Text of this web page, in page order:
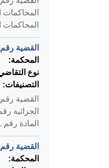
المحاكمات
القضية رقم ‎204‏/‎2020‏ المنعقدة في محكمة النقض بتاريخ ‎2020-05-13‏
المحكمة:
نوع
التصنيفات:
المادة رقم 241 من قانون الإجراءات الجزائية ر...
القضية رقم ‎201‏/‎2019‏ المنعقدة في محكمة استئناف رام الله بتاريخ ‎2020-01-09‏
المحكمة: